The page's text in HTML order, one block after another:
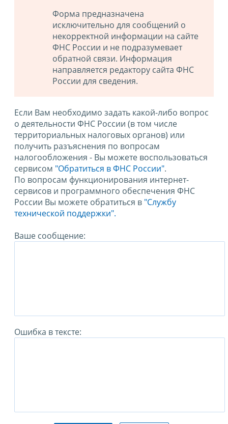
Форма предназначена
исключительно для сообщений о
некорректной информации на сайте
ФНС России и не подразумевает
обратной связи. Информация
направляется редактору сайта ФНС
России для сведения.
Если Вам необходимо задать какой-либо вопрос
о деятельности ФНС России (в том числе
территориальных налоговых органов) или
получить разъяснения по вопросам
налогообложения - Вы можете воспользоваться
сервисом "Обратиться в ФНС России".
По вопросам функционирования интернет-
сервисов и программного обеспечения ФНС
России Вы можете обратиться в "Службу
технической поддержки".
Ваше сообщение:
Ошибка в тексте: